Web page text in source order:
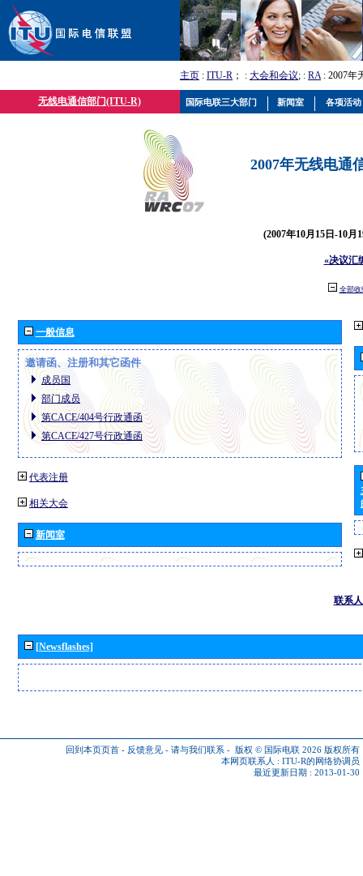
主页 : ITU-R ； : 大会和会议; : RA: 2007年
无线电通信部门(ITU-R)
2007年无线电通
(2007年10月15日-10月
«决议汇
全部收
一般信息
邀请函、注册和其它函件
成员国
部门成员
第CACE/404号行政通函
第CACE/427号行政通函
代表注册
相关大会
新闻室
联系人
[Newsflashes]
回到本页页首 - 反馈意见 - 请与我们联系 - 版权 © 国际电联 2026 版权所有
本网页联系人 : ITU-R的网络协调员
最近更新日期 : 2013-01-30
国际电联三大部门 新闻室 各项活动